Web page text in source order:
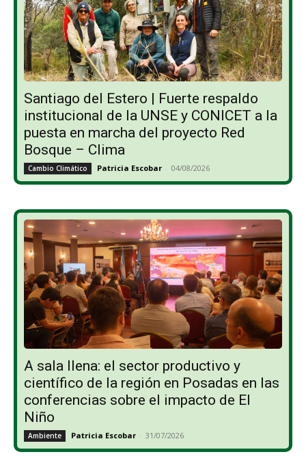
Santiago del Estero | Fuerte respaldo
institucional de la UNSE y CONICET a la
puesta en marcha del proyecto Red
Bosque – Clima
Cambio Climático Patricia Escobar - 04/08/2026
A sala llena: el sector productivo y
científico de la región en Posadas en las
conferencias sobre el impacto de El
Niño
Ambiente Patricia Escobar - 31/07/2026